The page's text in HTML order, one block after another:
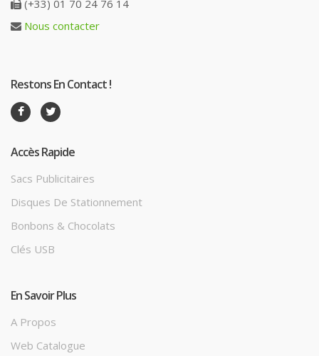
(+33) 01 70 24 76 14
Nous contacter
Restons En Contact !
Accès Rapide
Sacs Publicitaires
Disques De Stationnement
Bonbons & Chocolats
Clés USB
En Savoir Plus
A Propos
Web Catalogue